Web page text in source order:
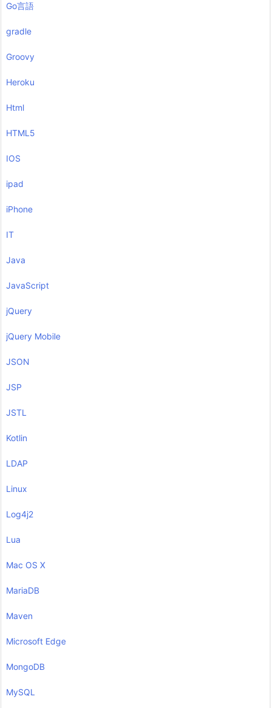
Go言語
gradle
Groovy
Heroku
Html
HTML5
IOS
ipad
iPhone
IT
Java
JavaScript
jQuery
jQuery Mobile
JSON
JSP
JSTL
Kotlin
LDAP
Linux
Log4j2
Lua
Mac OS X
MariaDB
Maven
Microsoft Edge
MongoDB
MySQL